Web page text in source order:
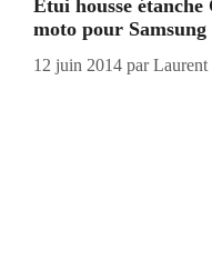
Etui housse
moto pour Samsung
12 juin 2014 par